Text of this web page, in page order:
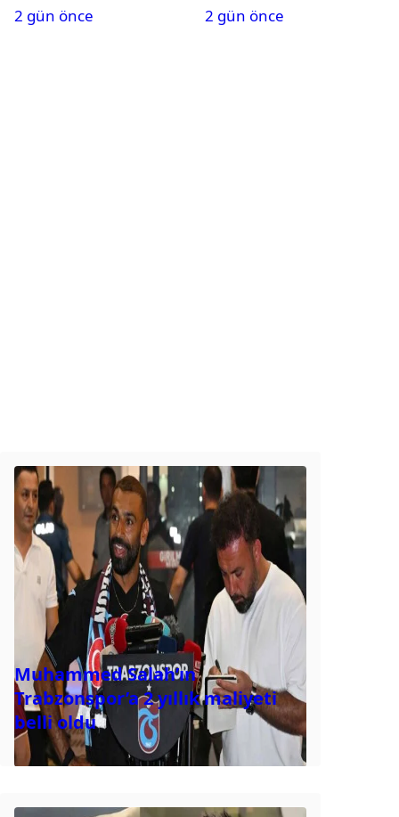
2 gün önce
2 gün önce
Muhammed Salah’ın
Trabzonspor’a 2 yıllık maliyeti
belli oldu